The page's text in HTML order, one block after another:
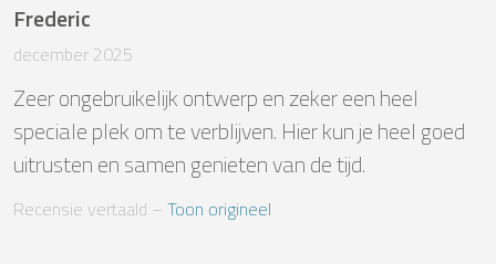
Frederic
december 2025
Zeer ongebruikelijk ontwerp en zeker een heel
speciale plek om te verblijven. Hier kun je heel goed
uitrusten en samen genieten van de tijd.
Recensie vertaald – Toon origineel